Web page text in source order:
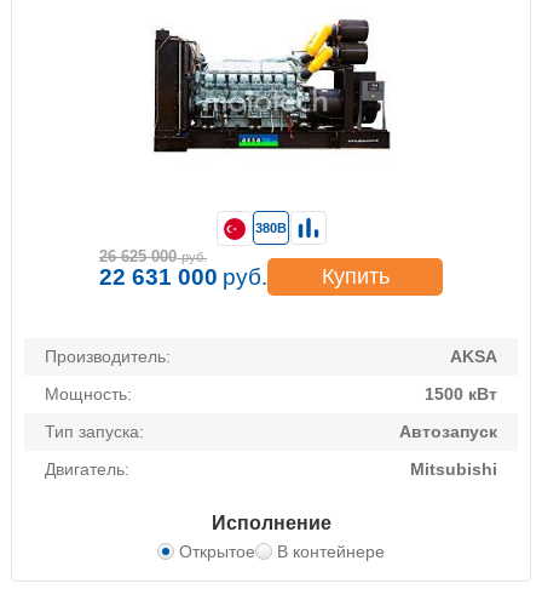
Производитель:
AKSA
Мощность:
1500 кВт
Тип запуска:
Автозапуск
Двигатель:
Mitsubishi
Исполнение
Открытое В контейнере
380В
26 625 000 руб.
22 631 000 руб. Купить